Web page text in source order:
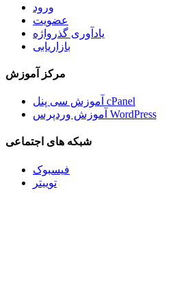
ورود
عضویت
یادآوری گذرواژه
بازاریابی
مرکز آموزش
آموزش سی پنل cPanel
آموزش وردپرس WordPress
شبکه های اجتماعی
فیسبوک
توییتر